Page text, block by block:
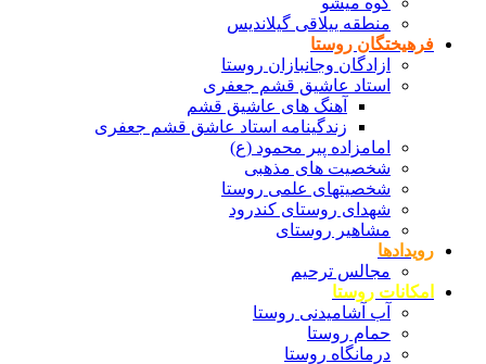
منطقه ییلاقی گیلاندیس
فرهیختگان روستا
ازادگان وجانبازان روستا
استاد عاشیق قشم جعفری
آهنگ های عاشیق قشم
زندگینامه استاد عاشق قشم جعفری
امامزاده پیر محمود (ع)
شخصیت های مذهبی
شخصیتهای علمی روستا
شهدای روستای کندرود
مشاهیر روستای
رویدادها
مجالس ترحیم
امکانات روستا
آب آشامیدنی روستا
حمام روستا
درمانگاه روستا